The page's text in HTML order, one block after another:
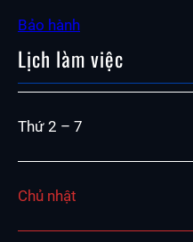
Bảo hành
Lịch làm việc
Thứ 2 – 7
Chủ nhật